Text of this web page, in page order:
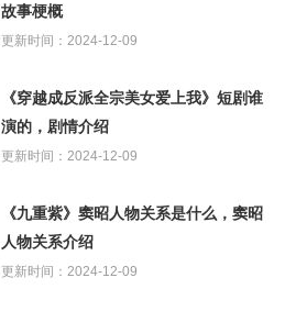
故事梗概
更新时间：2024-12-09
《穿越成反派全宗美女爱上我》短剧谁
演的，剧情介绍
更新时间：2024-12-09
《九重紫》窦昭人物关系是什么，窦昭
人物关系介绍
更新时间：2024-12-09